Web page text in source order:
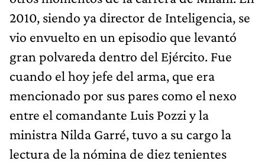
2010, siendo ya director de Inteligencia, se
vio envuelto en un episodio que levantó
gran polvareda dentro del Ejército. Fue
cuando el hoy jefe del arma, que era
mencionado por sus pares como el nexo
entre el comandante Luis Pozzi y la
ministra Nilda Garré, tuvo a su cargo la
lectura de la nómina de diez tenientes